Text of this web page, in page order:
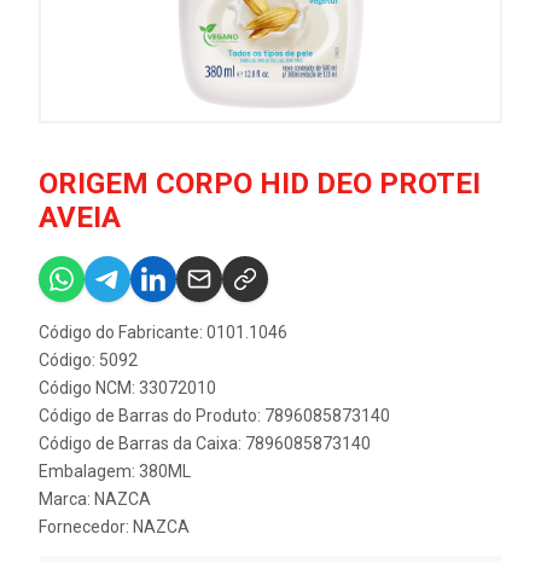
ORIGEM CORPO HID DEO PROTEI
AVEIA
Código do Fabricante: 0101.1046
Código: 5092
Código NCM: 33072010
Código de Barras do Produto: 7896085873140
Código de Barras da Caixa: 7896085873140
Embalagem: 380ML
Marca: NAZCA
Fornecedor: NAZCA